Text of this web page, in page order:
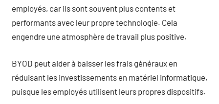
employés, car ils sont souvent plus contents et
performants avec leur propre technologie. Cela
engendre une atmosphère de travail plus positive.
BYOD peut aider à baisser les frais généraux en
réduisant les investissements en matériel informatique,
puisque les employés utilisent leurs propres dispositifs.